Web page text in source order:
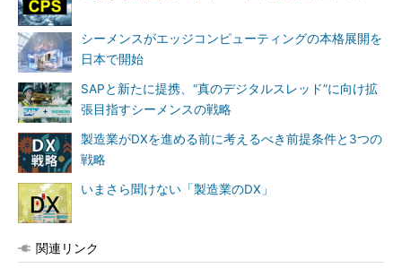
シーメンスがエッジコンピューティングの本格展開を
日本で開始
SAPと新たに提携、“真のデジタルスレッド”に向け拡
張目指すシーメンスの戦略
製造業がDXを進める前に考えるべき前提条件と3つの
戦略
いまさら聞けない「製造業のDX」
関連リンク